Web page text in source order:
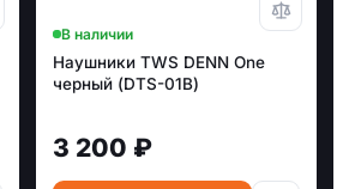
В наличии
Наушники TWS DENN One
черный (DTS-01B)
3 200 ₽